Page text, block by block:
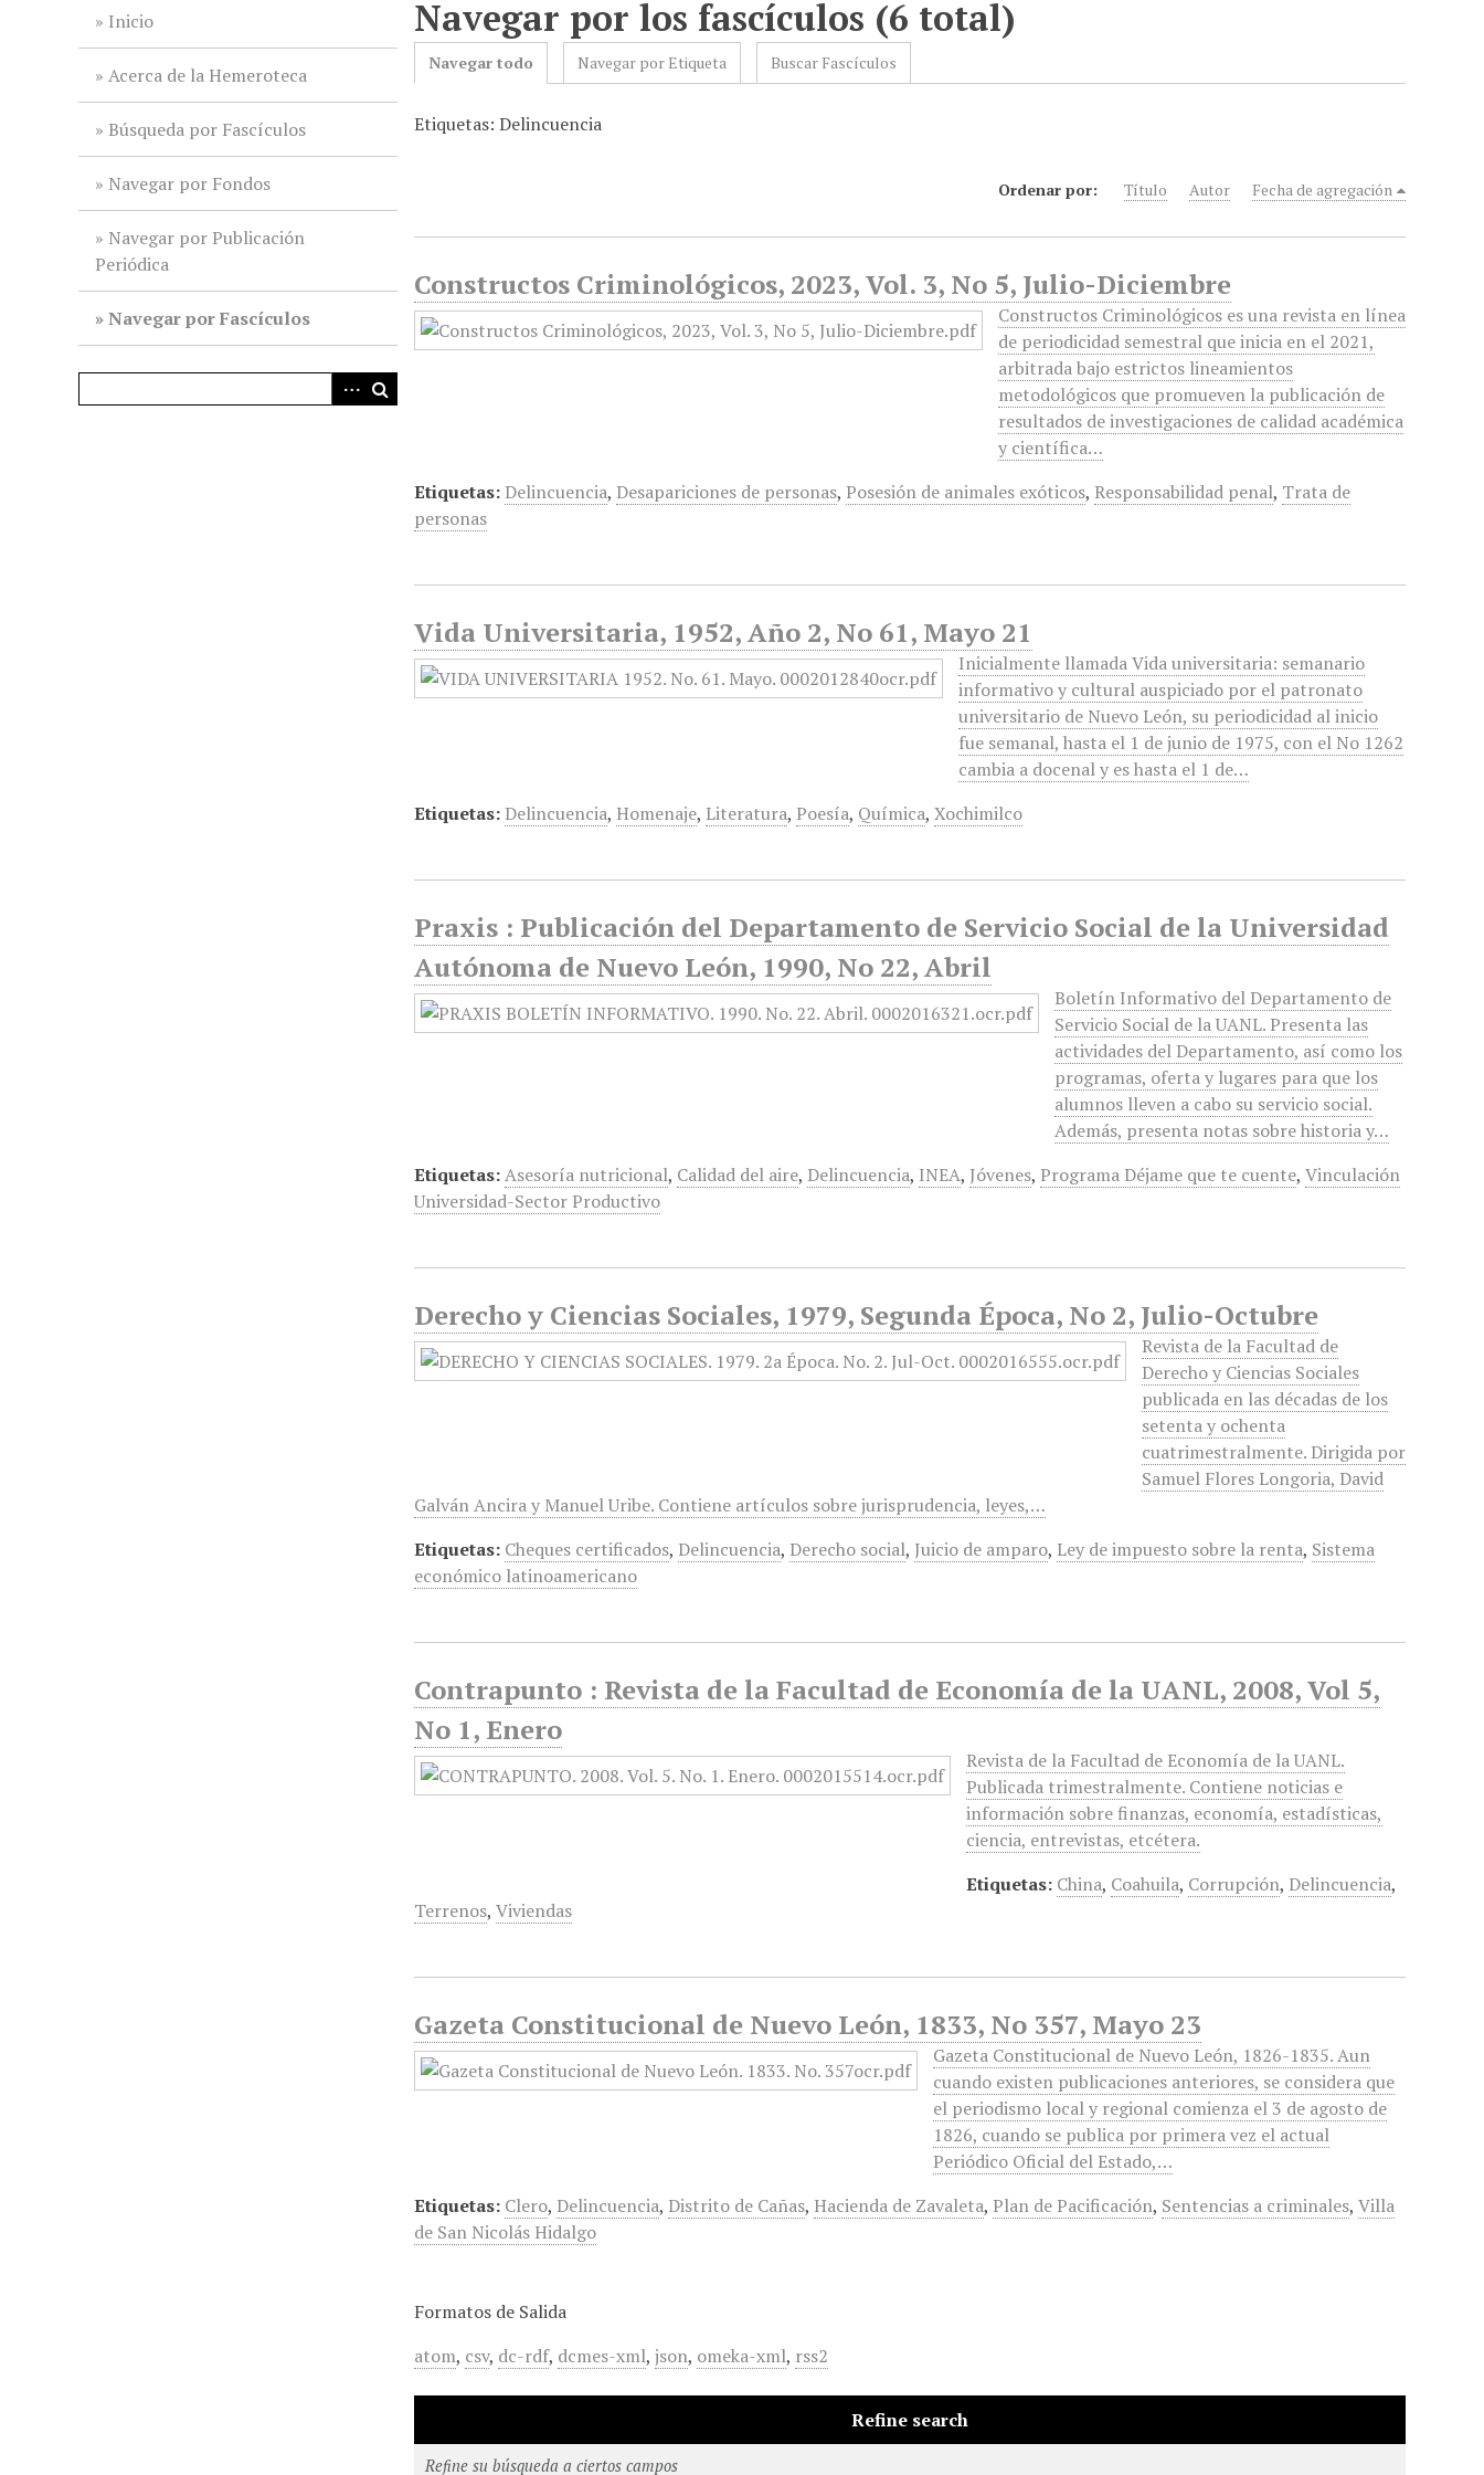
Inicio
Acerca de la Hemeroteca
Búsqueda por Fascículos
Navegar por Fondos
Navegar por Publicación
Periódica
Navegar por Fascículos
Navegar por los fascículos (6 total)
Navegar todo Navegar por Etiqueta Buscar Fascículos
Etiquetas: Delincuencia
Ordenar por: Título Autor Fecha de agregación
Constructos Criminológicos, 2023, Vol. 3, No 5, Julio-Diciembre
Constructos Criminológicos es una revista en línea
de periodicidad semestral que inicia en el 2021,
arbitrada bajo estrictos lineamientos
metodológicos que promueven la publicación de
resultados de investigaciones de calidad académica
y científica…
Etiquetas: Delincuencia, Desapariciones de personas, Posesión de animales exóticos, Responsabilidad penal, Trata de
personas
Vida Universitaria, 1952, Año 2, No 61, Mayo 21
Inicialmente llamada Vida universitaria: semanario
informativo y cultural auspiciado por el patronato
universitario de Nuevo León, su periodicidad al inicio
fue semanal, hasta el 1 de junio de 1975, con el No 1262
cambia a docenal y es hasta el 1 de…
Etiquetas: Delincuencia, Homenaje, Literatura, Poesía, Química,Xochimilco
Praxis : Publicación del Departamento de Servicio Social de la Universidad
Autónoma de Nuevo León, 1990, No 22, Abril
Boletín Informativo del Departamento de
Servicio Social de la UANL. Presenta las
actividades del Departamento, así como los
programas, oferta y lugares para que los
alumnos lleven a cabo su servicio social.
Además, presenta notas sobre historia y…
Etiquetas:Asesoría nutricional, Calidad del aire, Delincuencia, INEA, Jóvenes, Programa Déjame que te cuente,Vinculación
Universidad-Sector Productivo
Derecho y Ciencias Sociales, 1979, Segunda Época, No 2, Julio-Octubre
Revista de la Facultad de
Derecho y Ciencias Sociales
publicada en las décadas de los
setenta y ochenta
cuatrimestralmente. Dirigida por
Samuel Flores Longoria, David
Galván Ancira y Manuel Uribe. Contiene artículos sobre jurisprudencia, leyes,…
Etiquetas: Cheques certificados, Delincuencia, Derecho social, Juicio de amparo, Ley de impuesto sobre la renta, Sistema
económico latinoamericano
Contrapunto : Revista de la Facultad de Economía de la UANL, 2008, Vol 5,
No 1, Enero
Revista de la Facultad de Economía de la UANL.
Publicada trimestralmente. Contiene noticias e
información sobre finanzas, economía, estadísticas,
ciencia, entrevistas, etcétera.
Etiquetas: China, Coahuila, Corrupción, Delincuencia,
Terrenos,Viviendas
Gazeta Constitucional de Nuevo León, 1833, No 357, Mayo 23
Gazeta Constitucional de Nuevo León, 1826-1835. Aun
cuando existen publicaciones anteriores, se considera que
el periodismo local y regional comienza el 3 de agosto de
1826, cuando se publica por primera vez el actual
Periódico Oficial del Estado,…
Etiquetas: Clero, Delincuencia, Distrito de Cañas, Hacienda de Zavaleta, Plan de Pacificación, Sentencias a criminales,Villa
de San Nicolás Hidalgo
Formatos de Salida
atom, csv, dc-rdf, dcmes-xml,json, omeka-xml, rss2
Refine search
Refine su búsqueda a ciertos campos